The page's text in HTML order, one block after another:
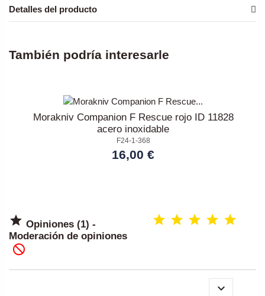
Detalles del producto
También podría interesarle
Morakniv Companion F Rescue rojo ID 11828
acero inoxidable
F24-1-368
16,00 €
 Opiniones (1) -
Moderación de opiniones

